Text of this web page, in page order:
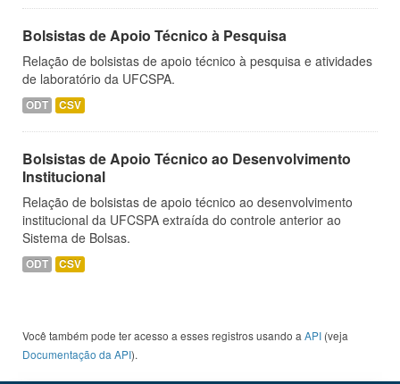
Bolsistas de Apoio Técnico à Pesquisa
Relação de bolsistas de apoio técnico à pesquisa e atividades
de laboratório da UFCSPA.
ODT CSV
Bolsistas de Apoio Técnico ao Desenvolvimento
Institucional
Relação de bolsistas de apoio técnico ao desenvolvimento
institucional da UFCSPA extraída do controle anterior ao
Sistema de Bolsas.
ODT CSV
Você também pode ter acesso a esses registros usando a API (veja
Documentação da API).